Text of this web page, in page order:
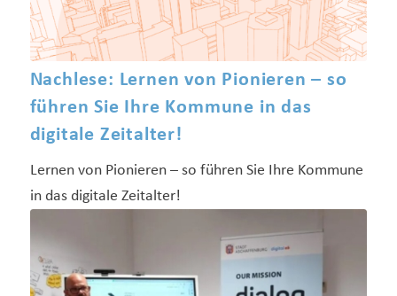
Nachlese: Lernen von Pionieren – so
führen Sie Ihre Kommune in das
digitale Zeitalter!
Lernen von Pionieren – so führen Sie Ihre Kommune
in das digitale Zeitalter!